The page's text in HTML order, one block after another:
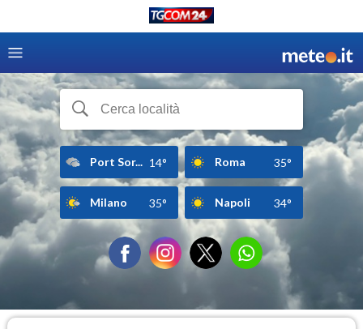
Port Sor... 14° Roma 35°
Milano 35° Napoli 34°